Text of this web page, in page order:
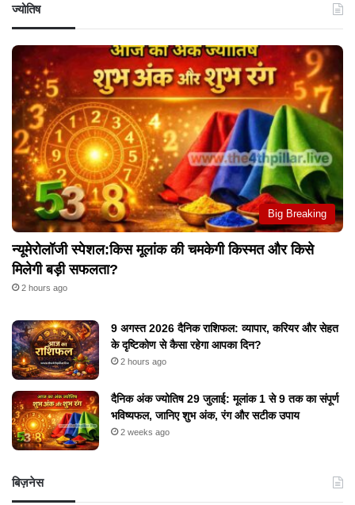
ज्योतिष
Big Breaking
न्यूमेरोलॉजी स्पेशल:किस मूलांक की चमकेगी किस्मत और किसे
मिलेगी बड़ी सफलता?
2 hours ago
9 अगस्त 2026 दैनिक राशिफल: व्यापार, करियर और सेहत
के दृष्टिकोण से कैसा रहेगा आपका दिन?
2 hours ago
दैनिक अंक ज्योतिष 29 जुलाई: मूलांक 1 से 9 तक का संपूर्ण
भविष्यफल, जानिए शुभ अंक, रंग और सटीक उपाय
2 weeks ago
बिज़नेस